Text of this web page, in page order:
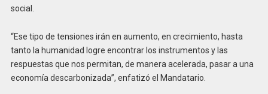
social.
“Ese tipo de tensiones irán en aumento, en crecimiento, hasta
tanto la humanidad logre encontrar los instrumentos y las
respuestas que nos permitan, de manera acelerada, pasar a una
economía descarbonizada”, enfatizó el Mandatario.